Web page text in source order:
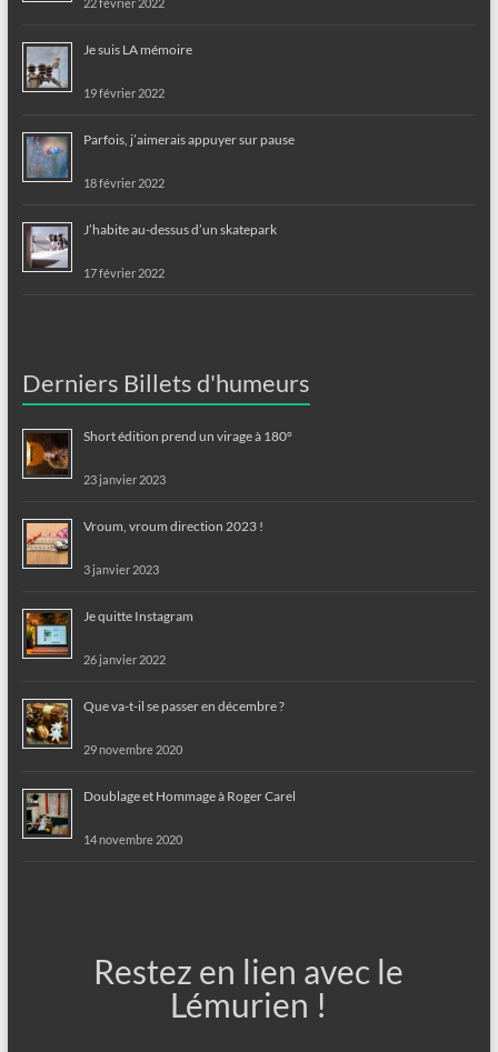
22 février 2022
Je suis LA mémoire
19 février 2022
Parfois, j’aimerais appuyer sur pause
18 février 2022
J’habite au-dessus d’un skatepark
17 février 2022
Derniers Billets d'humeurs
Short édition prend un virage à 180°
23 janvier 2023
Vroum, vroum direction 2023 !
3 janvier 2023
Je quitte Instagram
26 janvier 2022
Que va-t-il se passer en décembre ?
29 novembre 2020
Doublage et Hommage à Roger Carel
14 novembre 2020
Restez en lien avec le
Lémurien !